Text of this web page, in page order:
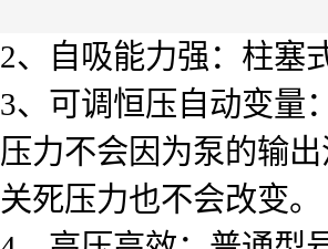
2、自吸能力强：柱塞
3、可调恒压自动变量
压力不会因为泵的输
关死压力也不会改变